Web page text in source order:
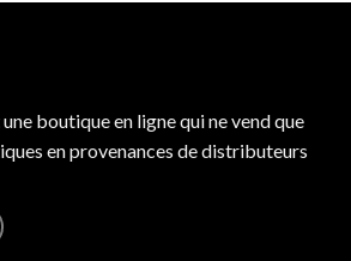
boutique en ligne qui ne vend que
en provenances de distributeurs